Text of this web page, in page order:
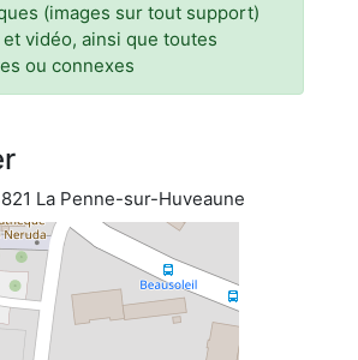
(images sur tout support)
vidéo, ainsi que toutes
ou connexes
La Penne-sur-Huveaune